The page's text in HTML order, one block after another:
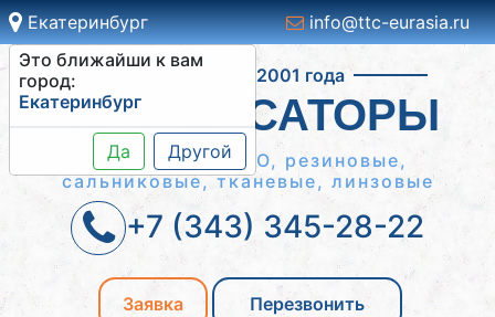
Екатеринбург
Это ближайши к вам
город:
Екатеринбург
Да Другой
info@ttc-eurasia.ru
Работаем с 2001 года
КОМПЕНСАТОРЫ
Сильфонные КСО, резиновые,
сальниковые, тканевые, линзовые
+7 (343) 345-28-22
Заявка Перезвонить